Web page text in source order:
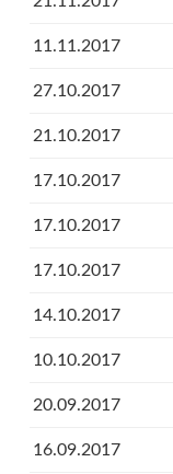
11.11.2017
27.10.2017
21.10.2017
17.10.2017
17.10.2017
17.10.2017
14.10.2017
10.10.2017
20.09.2017
16.09.2017